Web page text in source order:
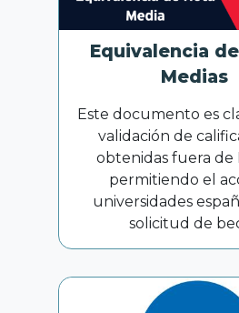
Equivalencia
Medias
Este documento es
validación de
obtenidas fuera de
permitiendo el
universidades
solicitud de